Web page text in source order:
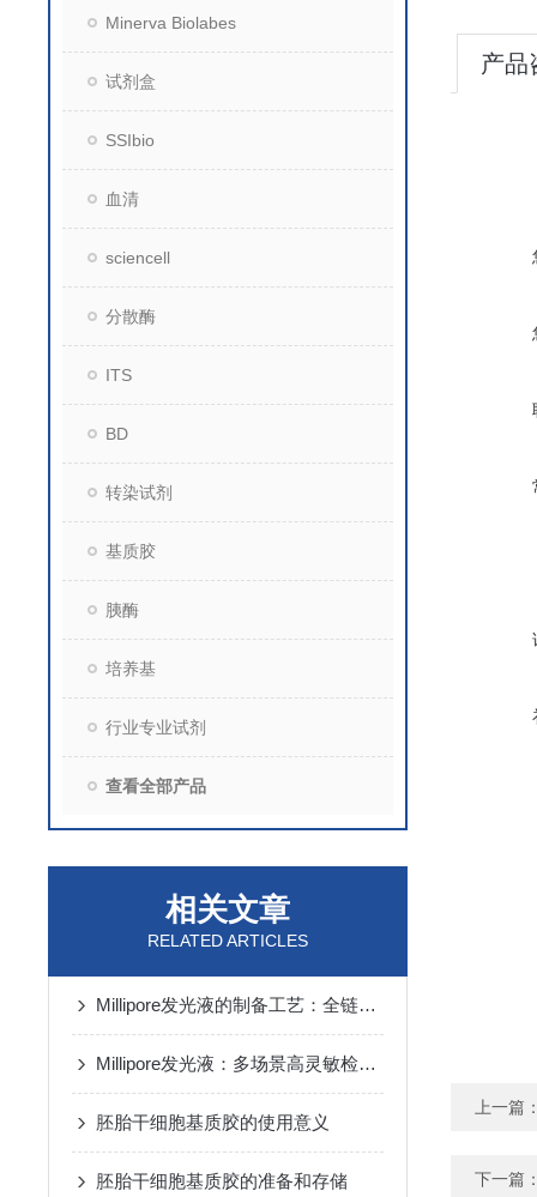
Minerva Biolabes
试剂盒
SSIbio
血清
sciencell
分散酶
ITS
BD
转染试剂
基质胶
胰酶
培养基
行业专业试剂
查看全部产品
相关文章
RELATED ARTICLES
Millipore发光液的制备工艺：全链路质控保障检测性能稳定
Millipore发光液：多场景高灵敏检测的核心试剂支撑
胚胎干细胞基质胶的使用意义
胚胎干细胞基质胶的准备和存储
产品
上一篇
下一篇